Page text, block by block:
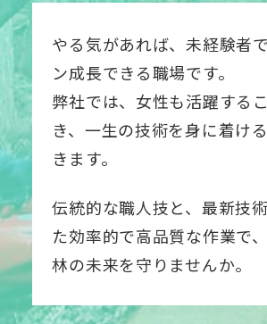
やる気があれば、未経験者
ン成長できる職場です。
弊社では、女性も活躍する
き、一生の技術を身に着け
きます。
伝統的な職人技と、最新技
た効率的で高品質な作業で
林の未来を守りませんか。